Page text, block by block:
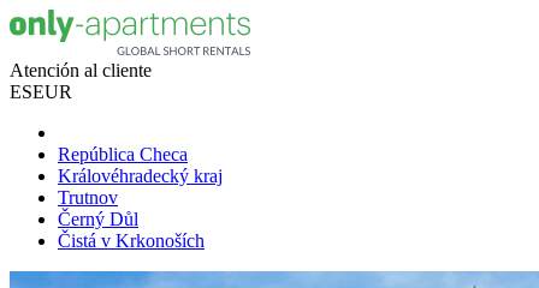
Atención al cliente
ESEUR
República Checa
Královéhradecký kraj
Trutnov
Černý Důl
Čistá v Krkonoších